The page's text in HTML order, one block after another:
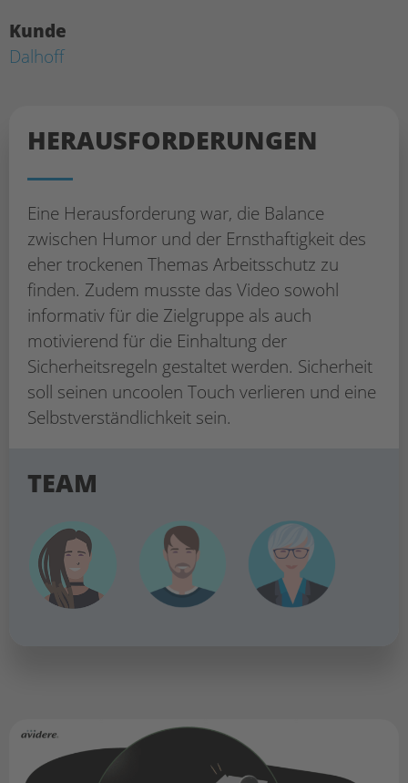
Kunde
Dalhoff
HERAUS­FORDERUNGEN
Eine Herausforderung war, die Balance
zwischen Humor und der Ernsthaftigkeit des
eher trockenen Themas Arbeitsschutz zu
finden. Zudem musste das Video sowohl
informativ für die Zielgruppe als auch
motivierend für die Einhaltung der
Sicherheitsregeln gestaltet werden. Sicherheit
soll seinen uncoolen Touch verlieren und eine
Selbstverständlichkeit sein.
TEAM